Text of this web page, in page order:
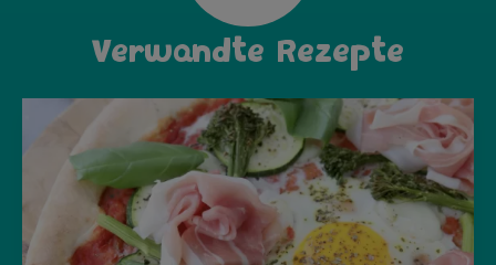
Verwandte Rezepte